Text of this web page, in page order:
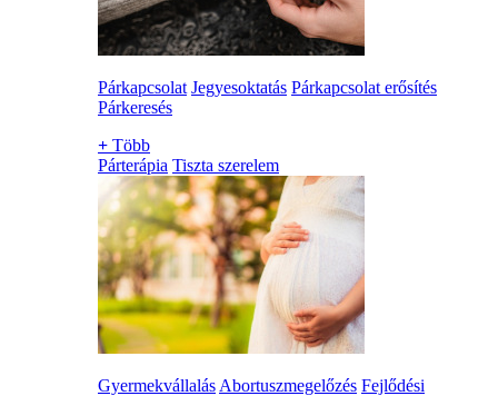
Párkapcsolat Jegyesoktatás Párkapcsolat erősítés
Párkeresés
+ Több
Párterápia Tiszta szerelem
Gyermekvállalás Abortuszmegelőzés Fejlődési